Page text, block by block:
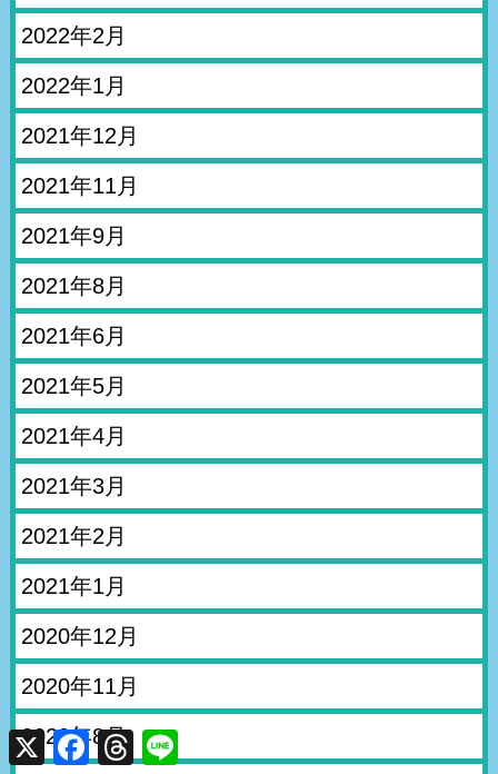
2022年2月
2022年1月
2021年12月
2021年11月
2021年9月
2021年8月
2021年6月
2021年5月
2021年4月
2021年3月
2021年2月
2021年1月
2020年12月
2020年11月
2020年8月
X FacebookThreads